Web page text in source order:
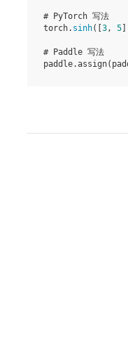
# PyTorch 写法
torch. sinh([ 3, 5
# Paddle 写法
paddle.assign(